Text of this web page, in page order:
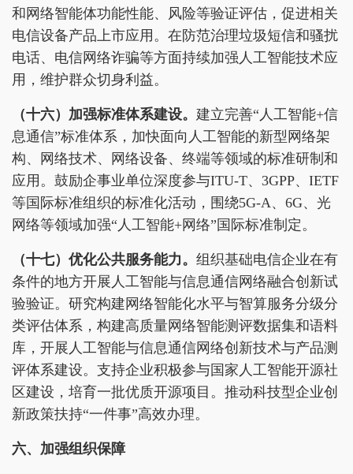
和网络智能体功能性能、风险等验证评估，促进相关
电信设备产品上市应用。在防范治理垃圾短信和骚扰
电话、电信网络诈骗等方面持续加强人工智能技术应
用，维护群众切身利益。
（十六）加强标准体系建设。 建立完善“人工智能+信
息通信”标准体系，加快面向人工智能的新型网络架
构、网络技术、网络设备、终端等领域的标准研制和
应用。鼓励企事业单位深度参与ITU-T、3GPP、IETF
等国际标准组织的标准化活动，围绕5G-A、6G、光
网络等领域加强“人工智能+网络”国际标准制定。
（十七） 优化公共服务能力 。 组织基础电信企业在有
条件的地方开展人工智能与信息通信网络融合创新试
验验证。研究构建网络智能化水平与智算服务分级分
类评估体系，构建高质量网络智能测评数据集和语料
库，开展人工智能与信息通信网络创新技术与产品测
评体系建设。支持企业积极参与国家人工智能开源社
区建设，培育一批优质开源项目。推动科技型企业创
新政策扶持“一件事”高效办理。
六、加强组织保障